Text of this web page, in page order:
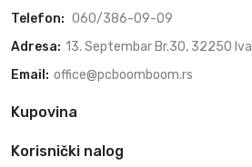
Telefon: 060/386-09-09
Adresa: 13. Septembar Br.30, 32250
Email: office@pcboomboom.rs
Kupovina
Korisnički nalog